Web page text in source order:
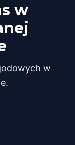
w
w